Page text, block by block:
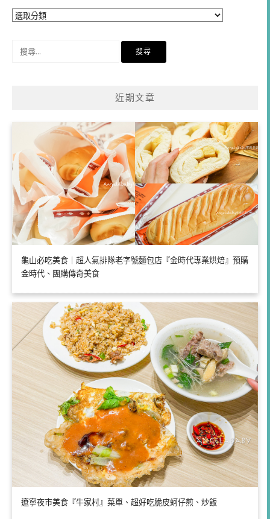
分
近期文章
龜山必吃美食｜超人氣排隊老字號麵包店『金時代專業烘焙』預購
金時代、團購傳奇美食
遼寧夜市美食『牛家村』菜單、超好吃脆皮蚵仔煎、炒飯